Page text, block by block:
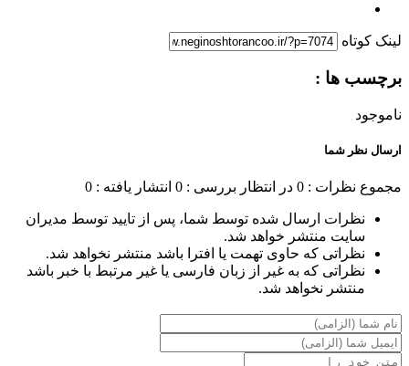
لینک کوتاه
برچسب ها :
ناموجود
ارسال نظر شما
مجموع نظرات : 0 در انتظار بررسی : 0 انتشار یافته : 0
نظرات ارسال شده توسط شما، پس از تایید توسط مدیران
سایت منتشر خواهد شد.
نظراتی که حاوی تهمت یا افترا باشد منتشر نخواهد شد.
نظراتی که به غیر از زبان فارسی یا غیر مرتبط با خبر باشد
منتشر نخواهد شد.